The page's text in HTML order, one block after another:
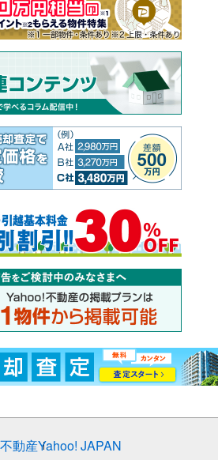
動産Yahoo! JAPAN